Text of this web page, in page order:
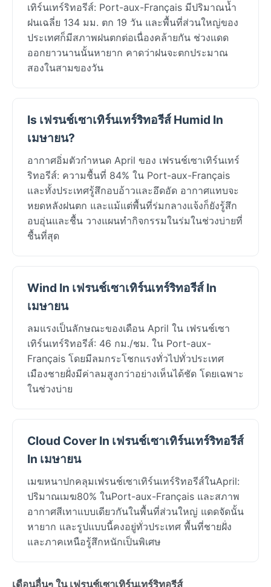
เทิร์นเทร์ริทอรีส์: Port-aux-Français มีปริมาณน้ำ
ฝนเฉลี่ย 134 มม. ตก 19 วัน และพื้นที่ส่วนใหญ่ของ
ประเทศก็มีสภาพฝนตกต่อเนื่องคล้ายกัน ช่วงแดด
ออกยาวนานนั้นหายาก คาดว่าฝนจะตกประมาณ
สองในสามของวัน
Is เฟรนช์เซาเทิร์นเทร์ริทอรีส์ Humid In
เมษายน?
อากาศอิ่มตัวกำหนด April ของ เฟรนช์เซาเทิร์นเทร์
ริทอรีส์: ความชื้นที่ 84% ใน Port-aux-Français
และทั้งประเทศรู้สึกอบอ้าวและอึดอัด อากาศแทบจะ
หยดหลังฝนตก และแม้แต่พื้นที่ร่มกลางแจ้งก็ยังรู้สึก
อบอุ่นและชื้น วางแผนทำกิจกรรมในร่มในช่วงบ่ายที่
ชื้นที่สุด
Wind In เฟรนช์เซาเทิร์นเทร์ริทอรีส์ In
เมษายน
ลมแรงเป็นลักษณะของเดือน April ใน เฟรนช์เซา
เทิร์นเทร์ริทอรีส์: 46 กม./ชม. ใน Port-aux-
Français โดยมีลมกระโชกแรงทั่วไปทั่วประเทศ
เมืองชายฝั่งมีค่าลมสูงกว่าอย่างเห็นได้ชัด โดยเฉพาะ
ในช่วงบ่าย
Cloud Cover In เฟรนช์เซาเทิร์นเทร์ริทอรีส์
In เมษายน
เมฆหนาปกคลุมเฟรนช์เซาเทิร์นเทร์ริทอรีส์ในApril:
ปริมาณเมฆ80% ในPort-aux-Français และสภาพ
อากาศสีเทาแบบเดียวกันในพื้นที่ส่วนใหญ่ แดดจัดนั้น
หายาก และรูปแบบนี้คงอยู่ทั่วประเทศ พื้นที่ชายฝั่ง
และภาคเหนือรู้สึกหนักเป็นพิเศษ
เดือนอื่นๆ ใน เฟรนช์เซาเทิร์นเทร์ริทอรีส์